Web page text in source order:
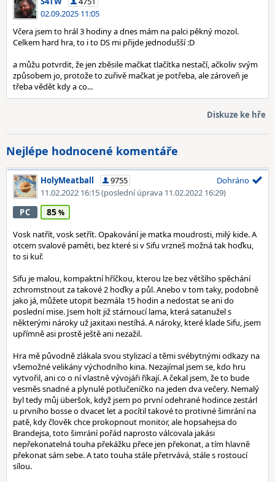
02.09.2025 11:05
Včera jsem to hrál 3 hodiny a dnes mám na palci pěkný mozol.
Celkem hard hra, to i to DS mi přijde jednodušší :D
a můžu potvrdit, že jen zběsile mačkat tlačítka nestačí, ačkoliv svým
způsobem jo, protože to zuřivě mačkat je potřeba, ale zároveň je
třeba vědět kdy a co...
Diskuze ke hře
Nejlépe hodnocené komentáře
HolyMeatball
9755
11.02.2022 16:15(poslední úprava 11.02.2022 16:29)
Dohráno
PC 85
Vosk natřít, vosk setřít. Opakování je matka moudrosti, milý kide. A
otcem svalové paměti, bez které si v Sifu vrzneš možná tak hoďku,
to si kuř.
Sifu je malou, kompaktní hříčkou, kterou lze bez většího spěchání
zchromstnout za takové 2 hoďky a půl. Anebo v tom taky, podobně
jako já, můžete utopit bezmála 15 hodin a nedostat se ani do
poslední mise. Jsem holt již stárnoucí lama, která satanužel s
některými nároky už jaxitaxi nestíhá. A nároky, které klade Sifu, jsem
upřímně asi prostě ještě ani nezažil.
Hra mě původně zlákala svou stylizací a těmi svébytnými odkazy na
všemožné velikány východního kina. Nezajímal jsem se, kdo hru
vytvořil, ani co o ní vlastně vývojáři říkají. A čekal jsem, že to bude
vesměs snadné a plynulé potlučeníčko na jeden dva večery. Nemalý
byl tedy můj überšok, když jsem po první odehrané hodince zestárl
u prvního bosse o dvacet let a pocítil takové to protivné šimrání na
patě, kdy člověk chce prokopnout monitor, ale hopsahejsa do
Brandejsa, toto šimrání pořád naprosto válcovala jakási
nepřekonatelná touha překážku přece jen překonat, a tím hlavně
překonat sám sebe. A tato touha stále přetrvává, stále s rostoucí
sílou.